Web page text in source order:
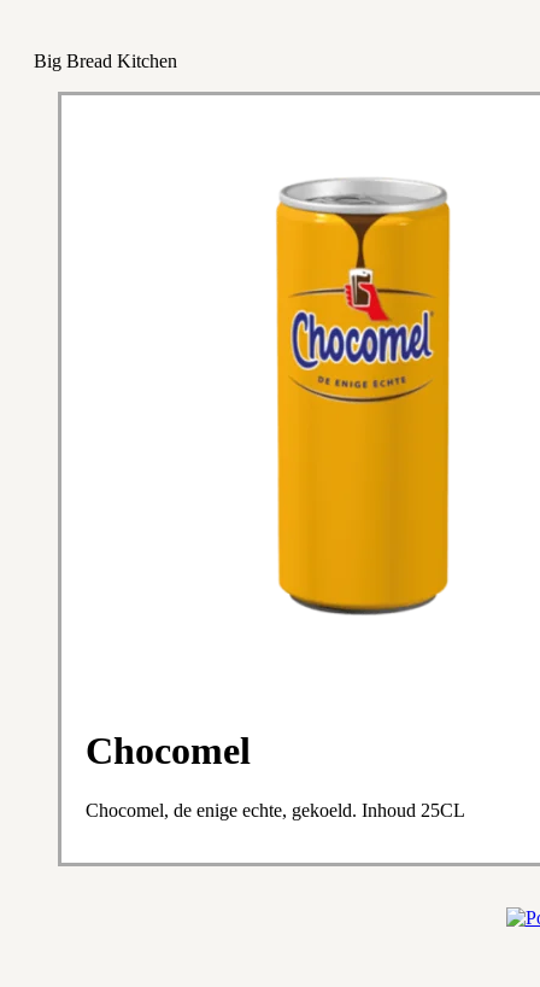
Big Bread Kitchen
Chocomel
Chocomel, de enige echte, gekoeld. Inhoud 25CL